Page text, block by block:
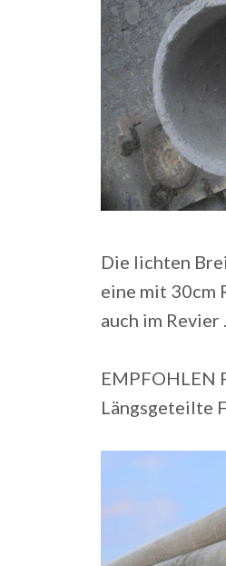
Die lichten
eine mit 30cm
auch im
EMPFOHLEN
Längsgeteilte